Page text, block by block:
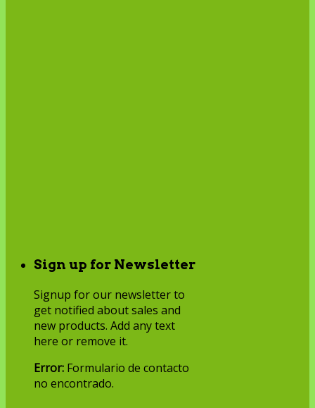
Sign up for Newsletter
Signup for our newsletter to
get notified about sales and
new products. Add any text
here or remove it.
Error: Formulario de contacto
no encontrado.